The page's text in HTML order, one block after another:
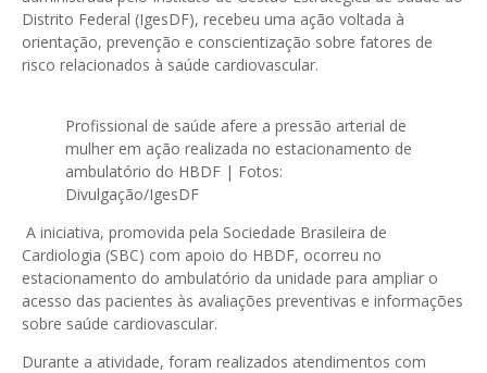
Distrito Federal (IgesDF), recebeu uma ação voltada à
orientação, prevenção e conscientização sobre fatores de
risco relacionados à saúde cardiovascular.
Profissional de saúde afere a pressão arterial de
mulher em ação realizada no estacionamento de
ambulatório do HBDF | Fotos:
Divulgação/IgesDF
A iniciativa, promovida pela Sociedade Brasileira de
Cardiologia (SBC) com apoio do HBDF, ocorreu no
estacionamento do ambulatório da unidade para ampliar o
acesso das pacientes às avaliações preventivas e informações
sobre saúde cardiovascular.
Durante a atividade, foram realizados atendimentos com